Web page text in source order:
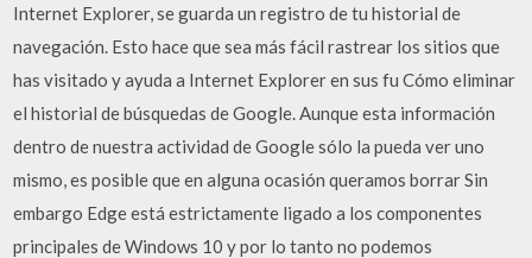
Internet Explorer, se guarda un registro de tu historial de
navegación. Esto hace que sea más fácil rastrear los sitios que
has visitado y ayuda a Internet Explorer en sus fu Cómo eliminar
el historial de búsquedas de Google. Aunque esta información
dentro de nuestra actividad de Google sólo la pueda ver uno
mismo, es posible que en alguna ocasión queramos borrar Sin
embargo Edge está estrictamente ligado a los componentes
principales de Windows 10 y por lo tanto no podemos